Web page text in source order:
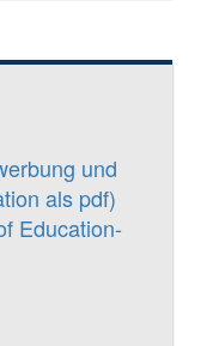
und
als pdf)
Education-